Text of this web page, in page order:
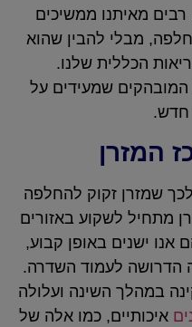
מאיתנו ממשיכים
מבלי להבין שהוא
הכללית שלנו.
שמעידים על
חדש.
המזרן
שמזרן זקוק להחלפה
מתחיל לשקוע באזורים
אנו ישנים באופן קבוע,
הדרושה לעמוד השדרה.
במהלך השינה ועלולה
איכותיים, כמו אלה של